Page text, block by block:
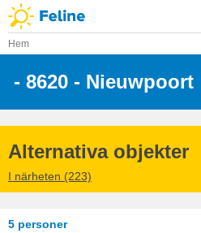
Hem
- 8620 - Nieuwpoort
Alternativa objekter
I närheten (223)
5 personer